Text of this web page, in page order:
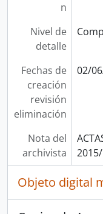
n
Nivel de
detalle
Fechas de
creación
revisión
eliminación
02/
Nota del
archivista
Objeto digital